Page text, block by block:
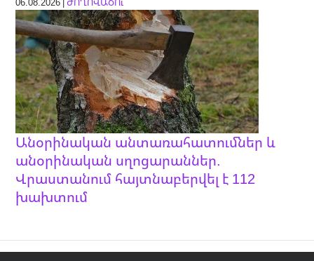
Անօրինական անտառահատումներ և
անօրինական սղոցարաններ.
Վրաստանում հայտնաբերվել է 112
խախտում